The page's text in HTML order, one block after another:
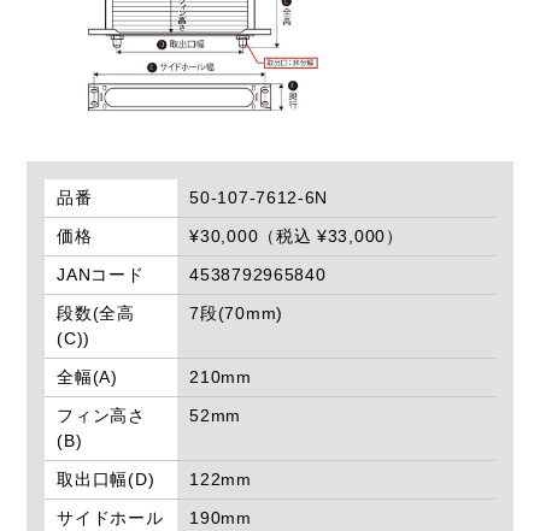
品番
50-107-7612-6N
価格
¥30,000（税込 ¥33,000）
JANコード
4538792965840
段数(全高
(C))
7段(70mm)
全幅(A)
210mm
フィン高さ
(B)
52mm
取出口幅(D)
122mm
サイドホール
190mm